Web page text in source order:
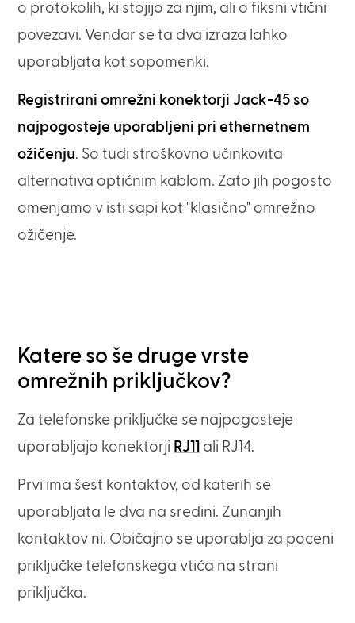
o protokolih, ki stojijo za njim, ali o fiksni vtični
povezavi. Vendar se ta dva izraza lahko
uporabljata kot sopomenki.
Registrirani omrežni konektorji Jack-45 so
najpogosteje uporabljeni pri ethernetnem
ožičenju. So tudi stroškovno učinkovita
alternativa optičnim kablom. Zato jih pogosto
omenjamo v isti sapi kot "klasično" omrežno
ožičenje.
Katere so še druge vrste
omrežnih priključkov?
Za telefonske priključke se najpogosteje
uporabljajo konektorji RJ11 ali RJ14.
Prvi ima šest kontaktov, od katerih se
uporabljata le dva na sredini. Zunanjih
kontaktov ni. Običajno se uporablja za poceni
priključke telefonskega vtiča na strani
priključka.